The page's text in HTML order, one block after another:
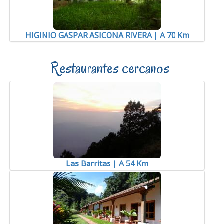
HIGINIO GASPAR ASICONA RIVERA | A 70 Km
Restaurantes cercanos
Las Barritas | A 54 Km